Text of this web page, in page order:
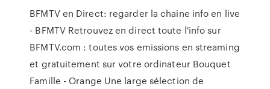
BFMTV en Direct: regarder la chaine info en live
- BFMTV Retrouvez en direct toute l'info sur
BFMTV.com : toutes vos emissions en streaming
et gratuitement sur votre ordinateur Bouquet
Famille - Orange Une large sélection de